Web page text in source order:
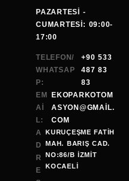
PAZARTESI -
CUMARTESI: 09:00-
17:00
TELEFON/
WHATSAP
P:
+90 533
487 83
83
EM
AI
L:
EKOPARKOTOM
ASYON@GMAİL.
COM
A
D
R
E
KURUÇEŞME FATİH
MAH. BARIŞ CAD.
NO:86/B İZMİT
KOCAELI